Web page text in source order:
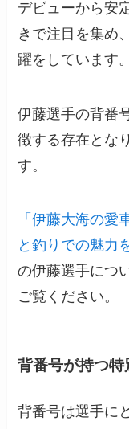
デビューから安
きで注目を集め
躍をしています。
伊藤選手の背番
徴する存在とな
す。
「伊藤大海の愛
と釣りでの魅力
の伊藤選手につ
ご覧ください。
背番号が持つ特
背番号は選手に